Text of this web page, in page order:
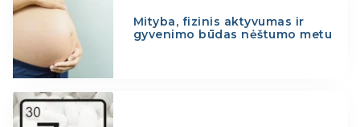
Mityba, fizinis aktyvumas ir
gyvenimo būdas nėštumo metu